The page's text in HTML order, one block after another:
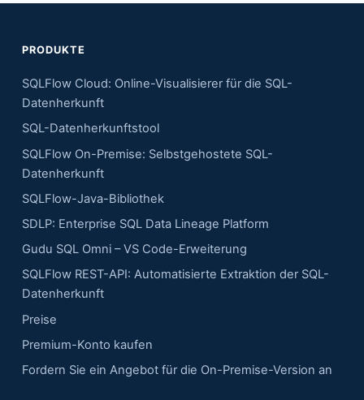
PRODUKTE
SQLFlow Cloud: Online-Visualisierer für die SQL-
Datenherkunft
SQL-Datenherkunftstool
SQLFlow On-Premise: Selbstgehostete SQL-
Datenherkunft
SQLFlow-Java-Bibliothek
SDLP: Enterprise SQL Data Lineage Platform
Gudu SQL Omni – VS Code-Erweiterung
SQLFlow REST-API: Automatisierte Extraktion der SQL-
Datenherkunft
Preise
Premium-Konto kaufen
Fordern Sie ein Angebot für die On-Premise-Version an